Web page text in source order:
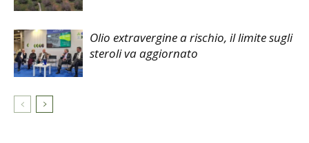
Olio extravergine a rischio, il limite sugli
steroli va aggiornato